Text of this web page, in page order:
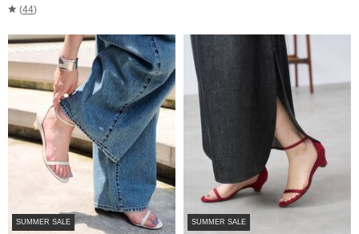
(44)
SUMMER SALE SUMMER SALE